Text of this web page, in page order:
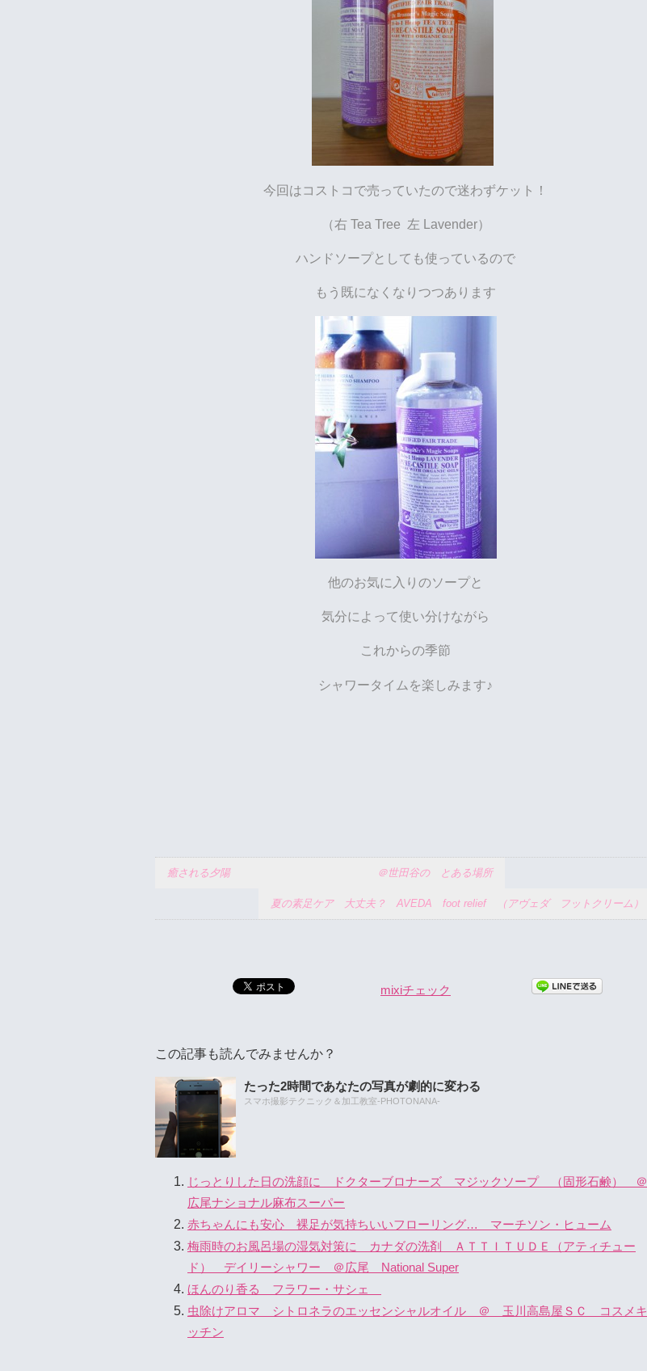
今回はコストコで売っていたので迷わずケット！
（右 Tea Tree 左 Lavender）
ハンドソープとしても使っているので
もう既になくなりつつあります
他のお気に入りのソープと
気分によって使い分けながら
これからの季節
シャワータイムを楽しみます♪
癒される夕陽 ＠世田谷の とある場所
夏の素足ケア 大丈夫？ AVEDA foot relief （アヴェダ フットクリーム）
mixiチェック
この記事も読んでみませんか？
たった2時間であなたの写真が劇的に変わる
スマホ撮影テクニック＆加工教室-PHOTONANA-
じっとりした日の洗顔に ドクターブロナーズ マジックソープ （固形石鹸） ＠
広尾ナショナル麻布スーパー
赤ちゃんにも安心 裸足が気持ちいいフローリング… マーチソン・ヒューム
梅雨時のお風呂場の湿気対策に カナダの洗剤 ＡＴＴＩＴＵＤＥ（アティチュー
ド） デイリーシャワー ＠広尾 National Super
ほんのり香る フラワー・サシェ
虫除けアロマ シトロネラのエッセンシャルオイル ＠ 玉川高島屋ＳＣ コスメキ
ッチン